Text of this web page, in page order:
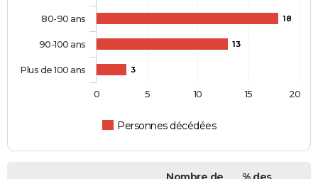
18
13
3
Personnes décédées
80-90 ans
90-100 ans
Plus de 100 ans
0 5 10 15 20